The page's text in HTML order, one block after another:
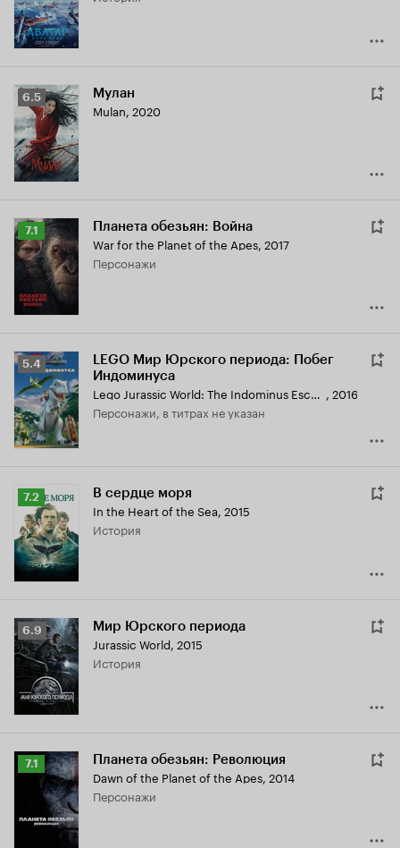
Рейтинг
Кинопоиска
6.5
6.5 Мулан
Mulan, 2020
Рейтинг
Кинопоиска
7.1
7.1 Планета обезьян: Война
War for the Planet of the Apes, 2017
персонажи
Рейтинг
Кинопоиска
5.4
5.4
LEGO Мир Юрского периода: Побег
Индоминуса
Lego Jurassic World: The Indominus Escape , 2016
персонажи, в титрах не указан
Рейтинг
Кинопоиска
7.2
7.2 В сердце моря
In the Heart of the Sea, 2015
история
Рейтинг
Кинопоиска
6.9
6.9 Мир Юрского периода
Jurassic World, 2015
история
Рейтинг
Кинопоиска
7.1 Планета обезьян: Революция
Dawn of the Planet of the Apes, 2014
персонажи